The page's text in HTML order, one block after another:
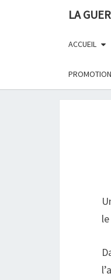
LA
ACCUEIL